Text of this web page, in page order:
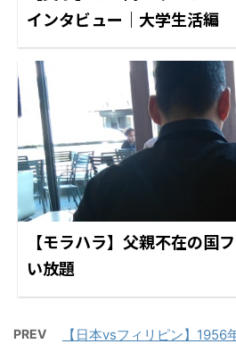
インタビュー｜大学生活編
【モラハラ】父親不在の国
い放題
PREV
【日本vsフィリピン】1956